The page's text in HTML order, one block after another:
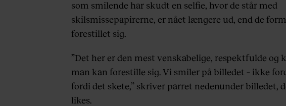
som smilende har skudt en selfie, hvor de står med
skilsmissepapirerne, er nået længere ud, end de
forestillet sig.
”Det her er den mest venskabelige, respektfulde og
man kan forestille sig. Vi smiler på billedet – ikke
fordi det skete,” skriver parret nedenunder billedet,
likes.